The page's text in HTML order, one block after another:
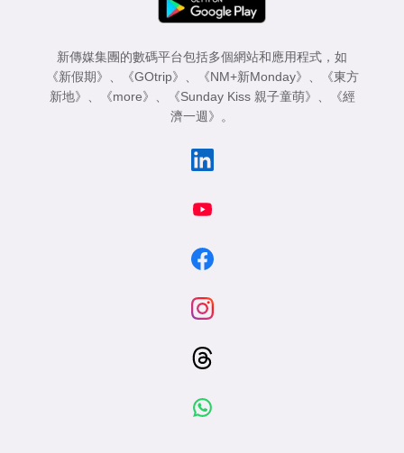
新傳媒集團的數碼平台包括多個網站和應用程式，如
《新假期》 、 《GOtrip》 、 《NM+新Monday》 、
《東方
新地》 、 《more》 、 《Sunday Kiss 親子童萌》 、
《經
濟一週》 。